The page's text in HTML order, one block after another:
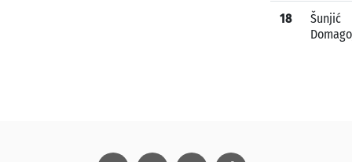
18
Šunjić